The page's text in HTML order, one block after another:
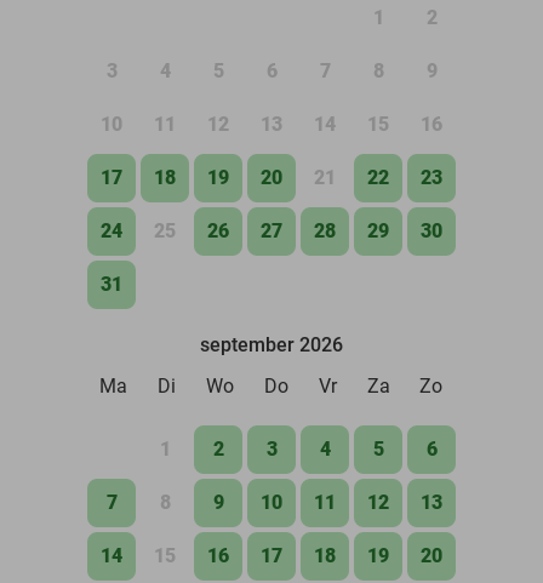
1 2
3 4 5 6 7 8 9
10 11 12 13 14 15 16
17 18 19 20 21 22 23
24 25 26 27 28 29 30
31
september 2026
Ma
Di Wo Do Vr Za Zo
1 2 3 4 5 6
7 8 9 10 11 12 13
14 15 16 17 18 19 20